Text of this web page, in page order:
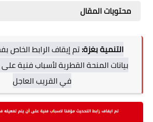
محتويات المقال
التنمية بغزة:تم إيقاف الرابط الخاص
بيانات المنحة القطرية لأسباب فنية
في القريب العاجل